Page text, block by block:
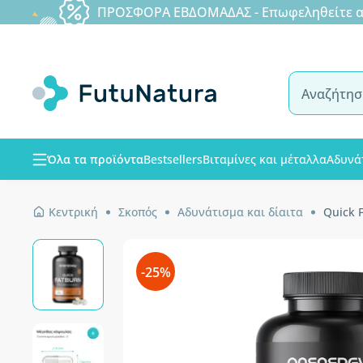
ΠΡΟΣΦΟΡΑ ΕΒΔΟΜΑΔΑΣ - Επωφεληθείτε
Όλα τα προϊόνταBestsellersΒιταμίνες και μέταλλα
Κεντρική Σκοπός Αδυνάτισμα και δίαιτα Quick
-25%